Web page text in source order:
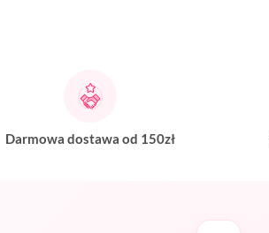
Darmowa dostawa od 150zł